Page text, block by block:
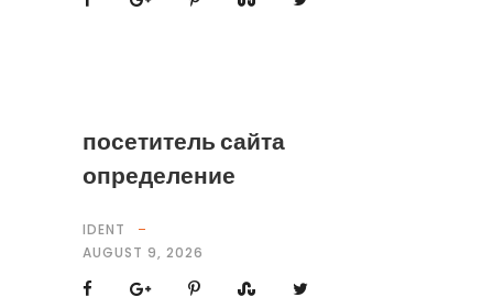
посетитель сайта
определение
IDENT
AUGUST 9, 2026